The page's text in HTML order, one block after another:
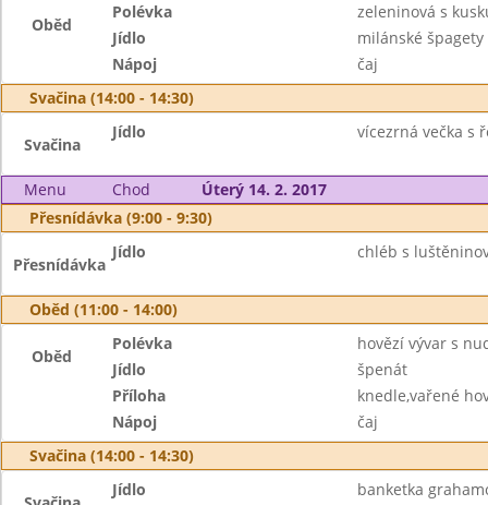
Oběd
Polévka
zeleninová s
Jídlo
milánské špagety
Nápoj
čaj
Svačina (14:00 - 14:30)
Svačina
Jídlo vícezrná večka s
Menu Chod
Úterý 14. 2. 2017
Přesnídávka (9:00 - 9:30)
Přesnídávka
Jídlo chléb s
Oběd (11:00 - 14:00)
Oběd
Polévka
hovězí vývar s
Jídlo
špenát
Příloha
knedle,vařené
Nápoj
čaj
Svačina (14:00 - 14:30)
Jídlo banketka